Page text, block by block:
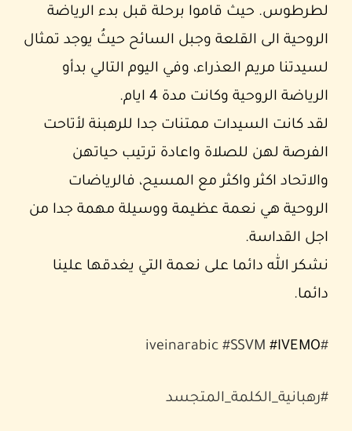
لطرطوس. حيث قاموا برحلة قبل بدء الرياضة
الروحية الى القلعة وجبل السائح حيثُ يوجد تمثال
لسيدتنا مريم العذراء، وفي اليوم التالي بدأو
الرياضة الروحية وكانت مدة 4 ايام.
لقد كانت السيدات ممتنات جدا للرهبنة لأتاحت
الفرصة لهن للصلاة واعادة ترتيب حياتهن
والاتحاد اكثر واكثر مع المسيح، فالرياضات
الروحية هي نعمة عظيمة ووسيلة مهمة جدا من
اجل القداسة.
نشكر الله دائما على نعمة التي يغدقها علينا
دائما.
#iveinarabic
#SSVM #IVEMO
#رهبانية_الكلمة_المتجسد